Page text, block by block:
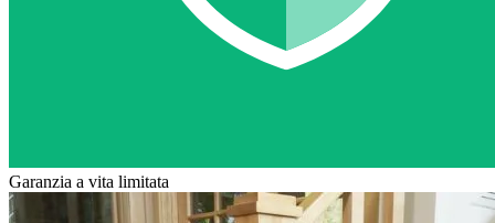
Garanzia a vita limitata